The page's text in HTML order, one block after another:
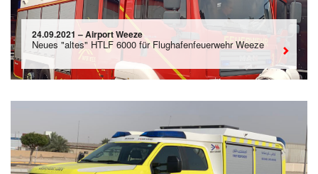
24.09.2021 – Airport Weeze
Neues "altes" HTLF 6000 für Flughafenfeuerwehr Weeze